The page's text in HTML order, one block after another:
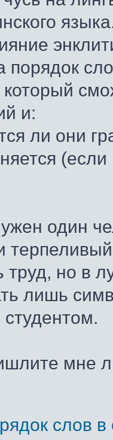
порядок
и:
ли они
один
труд, но в
лишь
студентом.
мне
слов в